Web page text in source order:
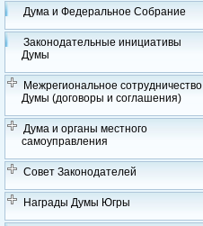
Дума и Федеральное Собрание
Законодательные инициативы
Думы
Межрегиональное сотрудничество
Думы (договоры и соглашения)
Дума и органы местного
самоуправления
Совет Законодателей
Награды Думы Югры